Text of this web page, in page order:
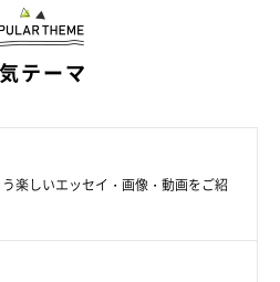
るチロくん。飼い主さんはチロくん
コロしたぬいぐるみのようなパピー
ていますが、
テーマ
楽しいエッセイ・画像・動画をご紹